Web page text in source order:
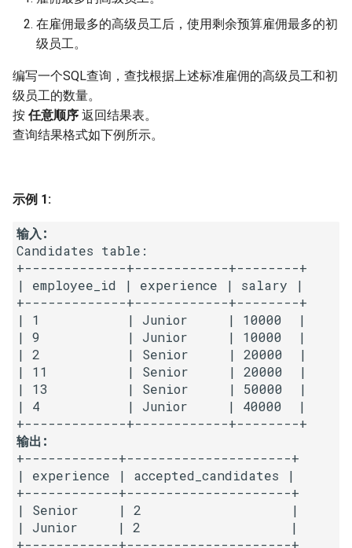
14.2. 剪绳子 II
16. 数值的整数次方
17. 打印从 1 到最大的 n 位数
20. 表示数值的字符串
21. 调整数组顺序使奇数位于
偶数前面
22. 链表中倒数第 k 个节点
24. 反转链表
25. 合并两个排序的链表
26. 树的子结构
27. 二叉树的镜像
28. 对称的二叉树
12. 左右两边子数组的和相等
14. 字符串中的变位词
15. 字符串中的所有变位词
符串
17. 含有所有字符的最短字符
串
18. 有效的回文
19. 最多删除一个字符得到回
文
20. 回文子字符串的个数
21. 删除链表的倒数第 n 个结
点
22. 链表中环的入口节点
23. 两个链表的第一个重合节
点
2.4. 分割链表
2.6. 回文链表
2.7. 链表相交
3.2. 栈的最小值
3.3. 堆盘子
3.4. 化栈为队
3.5. 栈排序
3.6. 动物收容所
4.1. 节点间通路
4.2. 最小高度树
4.3. 特定深度节点链表
在雇佣最多的高级员工后，使用剩余预算雇佣最多的初
级员工。
编写一个SQL查询，查找根据上述标准雇佣的高级员工和初
级员工的数量。
按 任意顺序 返回结果表。
查询结果格式如下例所示。
示例 1:
输入:
Candidates table:
+-------------+------------+--------+
| employee_id | experience | salary |
+-------------+------------+--------+
| 1           | Junior     | 10000  |
| 9           | Junior     | 10000  |
| 2           | Senior     | 20000  |
| 11          | Senior     | 20000  |
| 13          | Senior     | 50000  |
| 4           | Junior     | 40000  |
输出:
+------------+---------------------+
| experience | accepted_candidates |
+------------+---------------------+
| Senior     | 2                   |
| Junior     | 2                   |